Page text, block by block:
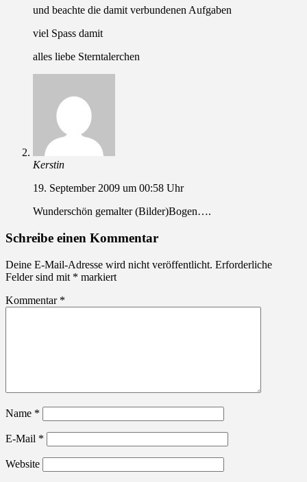
und beachte die damit verbundenen Aufgaben
viel Spass damit
alles liebe Sterntalerchen
Kerstin
19. September 2009 um 00:58 Uhr
Wunderschön gemalter (Bilder)Bogen….
Schreibe einen Kommentar
Deine E-Mail-Adresse wird nicht veröffentlicht. Erforderliche
Felder sind mit * markiert
Kommentar *
Name *
E-Mail *
Website